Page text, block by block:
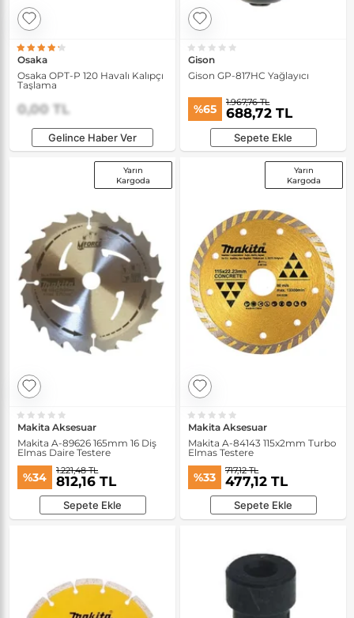
Osaka
Osaka OPT-P 120 Havalı Kalıpçı
Taşlama
0,00 TL
Gelince Haber Ver
Gison
Gison GP-817HC Yağlayıcı
%65 1.967,76 TL
688,72 TL
Sepete Ekle
Yarın
Kargoda
Makita Aksesuar
Makita A-89626 165mm 16 Diş
Elmas Daire Testere
%34 1.221,48 TL
812,16 TL
Sepete Ekle
Yarın
Kargoda
Makita Aksesuar
Makita A-84143 115x2mm Turbo
Elmas Testere
%33 717,12 TL
477,12 TL
Sepete Ekle